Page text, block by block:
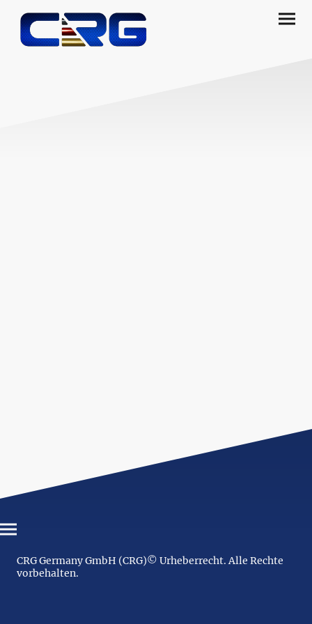
CRG Germany GmbH (CRG)© Urheberrecht. Alle Rechte
vorbehalten.